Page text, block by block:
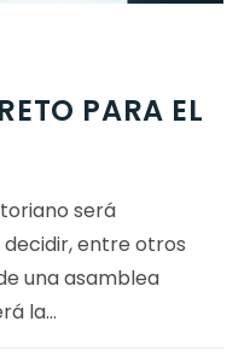
PARA EL
será
entre otros
una asamblea
la…